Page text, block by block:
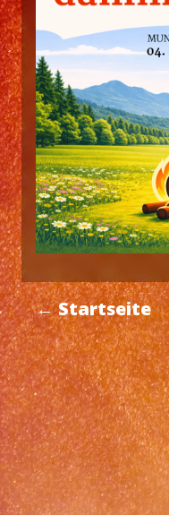
← Startseite